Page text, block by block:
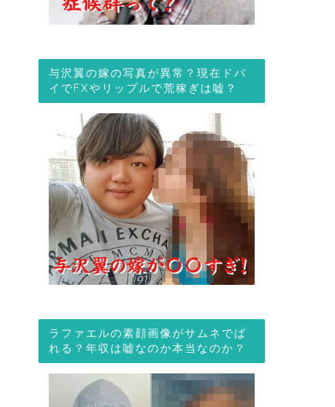
与沢翼の嫁の写真が異常？現在ドバ
イでFXやリップルで荒稼ぎは嘘？
ラファエルの素顔画像がサムネでば
れる？年収は嘘なのか本当なのか？